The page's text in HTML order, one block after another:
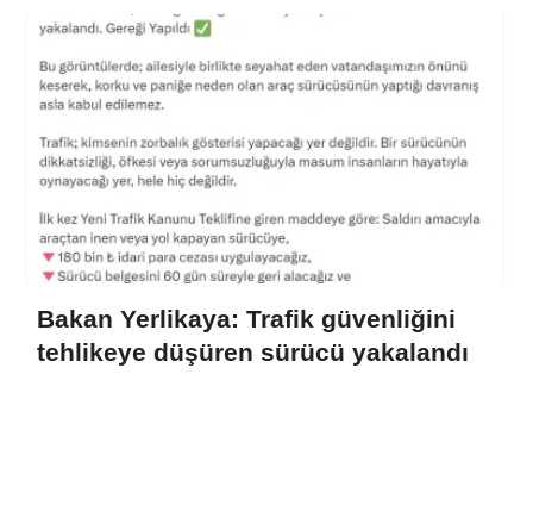
Bakan Yerlikaya: Trafik güvenliğini
tehlikeye düşüren sürücü yakalandı